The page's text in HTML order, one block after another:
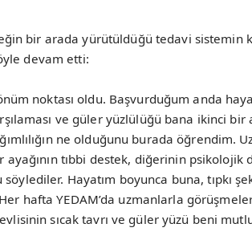
bir arada yürütüldüğü tedavi sistemin
devam etti:
noktası oldu. Başvurduğum anda
ve güler yüzlülüğü bana ikinci bir
ne olduğunu burada öğrendim.
tıbbi destek, diğerinin psikolojik
Hayatım boyunca buna, tıpkı
hafta YEDAM’da uzmanlarla
sıcak tavrı ve güler yüzü beni